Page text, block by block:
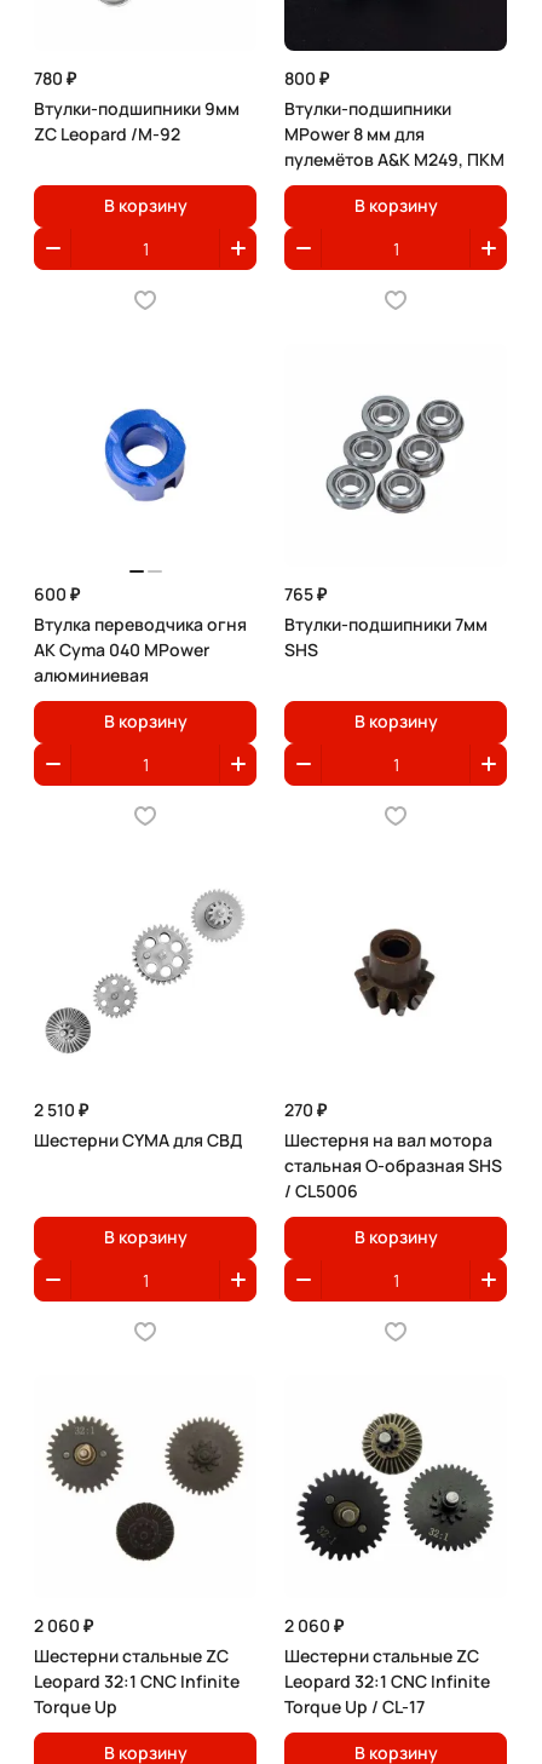
780 ₽
Втулки-подшипники 9мм
ZC Leopard /M-92
В корзину
800 ₽
Втулки-подшипники
MPower 8 мм для
пулемётов A&K M249, ПКМ
В корзину
600 ₽
Втулка переводчика огня
АК Cyma 040 MPower
алюминиевая
В корзину
765 ₽
Втулки-подшипники 7мм
SHS
В корзину
2 510 ₽
Шестерни CYMA для СВД
В корзину
270 ₽
Шестерня на вал мотора
стальная O-образная SHS
/ CL5006
В корзину
2 060 ₽
Шестерни стальные ZC
Leopard 32:1 CNC Infinite
Torque Up
В корзину
2 060 ₽
Шестерни стальные ZC
Leopard 32:1 CNC Infinite
Torque Up / CL-17
В корзину